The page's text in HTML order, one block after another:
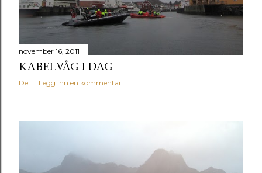
november 16, 2011
KABELVÅG I DAG
Del Legg inn en kommentar